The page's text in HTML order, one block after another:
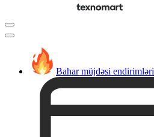
Bahar müjdəsi endirimləri